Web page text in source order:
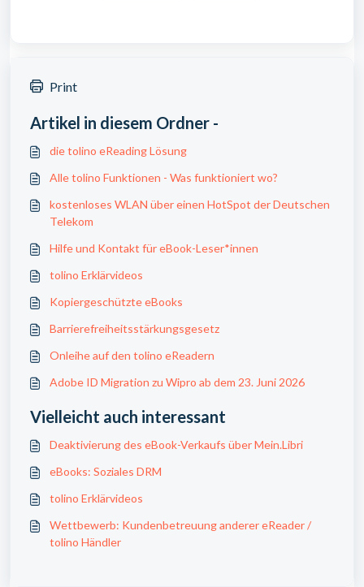
Print
Artikel in diesem Ordner -
die tolino eReading Lösung
Alle tolino Funktionen - Was funktioniert wo?
kostenloses WLAN über einen HotSpot der Deutschen
Telekom
Hilfe und Kontakt für eBook-Leser*innen
tolino Erklärvideos
Kopiergeschützte eBooks
Barrierefreiheitsstärkungsgesetz
Onleihe auf den tolino eReadern
Adobe ID Migration zu Wipro ab dem 23. Juni 2026
Vielleicht auch interessant
Deaktivierung des eBook-Verkaufs über Mein.Libri
eBooks: Soziales DRM
tolino Erklärvideos
Wettbewerb: Kundenbetreuung anderer eReader /
tolino Händler